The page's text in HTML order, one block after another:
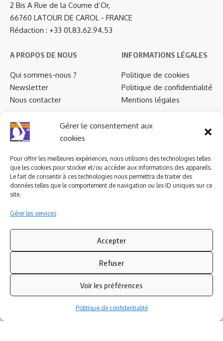
Gérer le consentement aux
cookies
Pour offrir les meilleures expériences, nous utilisons des technologies telles
que les cookies pour stocker et/ou accéder aux informations des appareils.
Le fait de consentir à ces technologies nous permettra de traiter des
données telles que le comportement de navigation ou les ID uniques sur ce
site.
Gérer les services
Accepter
Refuser
Voir les préférences
Politique de confidentialité
2 Bis A Rue de la Coume d’Or,
66760 LATOUR DE CAROL - FRANCE
Rédaction : +33 01.83.62.94.53
A PROPOS DE NOUS
Qui sommes-nous ?
Newsletter
Nous contacter
Ludomag "Le Club"
INFORMATIONS LÉGALES
Politique de cookies
Politique de confidentialité
Mentions légales
LIENS UTILES
ludoviales
PARTENAIRES